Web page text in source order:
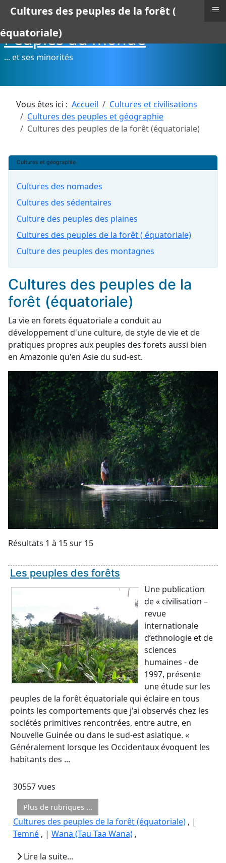
Peuples du monde
... et ses minorités
Vous êtes ici : Accueil
Cultures et civilisations
Cultures des peuples et géographie
Cultures des peuples de la forêt (équatoriale)
Cultures et géographie
Cultures des nomades
Cultures des sédentaires
Culture des peuples des plaines
Cultures des peuples de la forêt ( équatoriale)
Culture des peuples des montagnes
Cultures des peuples de la
forêt (équatoriale)
La vie en forets équatoriale a conduit au
développement d'une culture, de style de vie et de
pratiques propres aux peuples des forets aussi bien
en Amazonie qu'en Asie du sud-est.
Résultats 1 à 15 sur 15
Les peuples des forêts
Une publication
de « civilisation –
revue
internationale
d’ethnologie et de
sciences
humaines - de
1997, présente
une étude sur les
peuples de la forêt équatoriale qui éclaire en tous
points les comportements que j'ai observés chez les
sociétés primitives rencontrées, entre autre, en
Nouvelle Guinée ou dans le sud-est asiatique. «
Généralement lorsque les Occidentaux évoquent les
habitants des ...
30557 vues
Plus de rubriques ...
Cultures des peuples de la forêt (équatoriale) , |
Temné , | Wana (Tau Taa Wana) ,
Lire la suite...
Cultures des peuples de la forêt (
équatoriale)
≡